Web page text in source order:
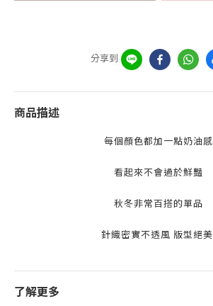
分享到
商品描述
每個顏色都加一點奶油感
看起來不會過於鮮豔
秋冬非常百搭的單品
針織密實不透風 版型絕美
了解更多